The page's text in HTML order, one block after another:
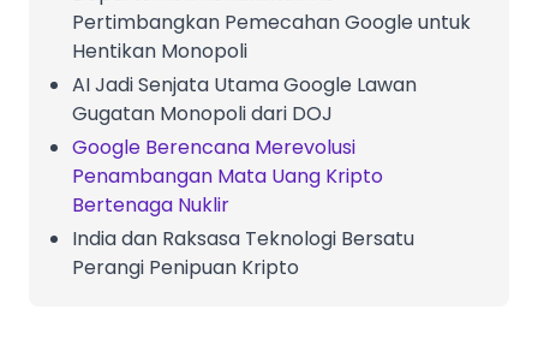
Pertimbangkan Pemecahan Google untuk
Hentikan Monopoli
AI Jadi Senjata Utama Google Lawan
Gugatan Monopoli dari DOJ
Google Berencana Merevolusi
Penambangan Mata Uang Kripto
Bertenaga Nuklir
India dan Raksasa Teknologi Bersatu
Perangi Penipuan Kripto